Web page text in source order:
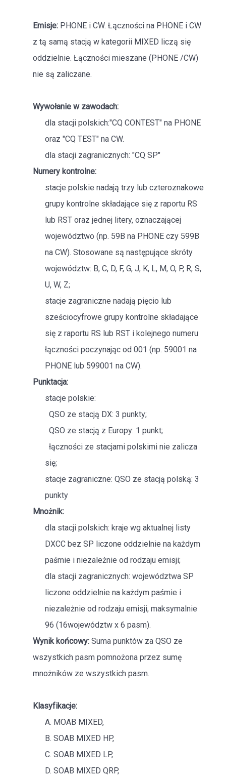
Emisje: PHONE i CW. Łączności na PHONE i CW
z tą samą stacją w kategorii MIXED liczą się
oddzielnie. Łączności mieszane (PHONE /CW)
nie są zaliczane.
Wywołanie w zawodach:
dla stacji polskich:"CQ CONTEST" na PHONE
oraz "CQ TEST" na CW.
dla stacji zagranicznych: "CQ SP"
Numery kontrolne:
stacje polskie nadają trzy lub czteroznakowe
grupy kontrolne składające się z raportu RS
lub RST oraz jednej litery, oznaczającej
województwo (np. 59B na PHONE czy 599B
na CW). Stosowane są następujące skróty
województw: B, C, D, F, G, J, K, L, M, O, P, R, S,
U, W, Z;
stacje zagraniczne nadają pięcio lub
sześciocyfrowe grupy kontrolne składające
się z raportu RS lub RST i kolejnego numeru
łączności poczynając od 001 (np. 59001 na
PHONE lub 599001 na CW).
Punktacja:
stacje polskie:
QSO ze stacją DX: 3 punkty;
QSO ze stacją z Europy: 1 punkt;
łączności ze stacjami polskimi nie zalicza
się;
stacje zagraniczne: QSO ze stacją polską: 3
punkty
Mnożnik:
dla stacji polskich: kraje wg aktualnej listy
DXCC bez SP liczone oddzielnie na każdym
paśmie i niezależnie od rodzaju emisji;
dla stacji zagranicznych: województwa SP
liczone oddzielnie na każdym paśmie i
niezależnie od rodzaju emisji, maksymalnie
96 (16województw x 6 pasm).
Wynik końcowy: Suma punktów za QSO ze
wszystkich pasm pomnożona przez sumę
mnożników ze wszystkich pasm.
Klasyfikacje:
A. MOAB MIXED,
B. SOAB MIXED HP,
C. SOAB MIXED LP,
D. SOAB MIXED QRP,